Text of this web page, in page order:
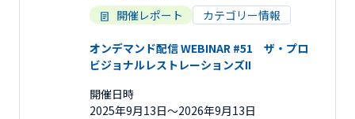
開催レポート カテゴリー情報
オンデマンド配信 WEBINAR #51 ザ・プロ
ビジョナルレストレーションズII
開催日時
2025年9月13日〜2026年9月13日